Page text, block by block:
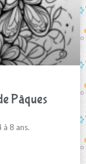
Pâques
à 8 ans.